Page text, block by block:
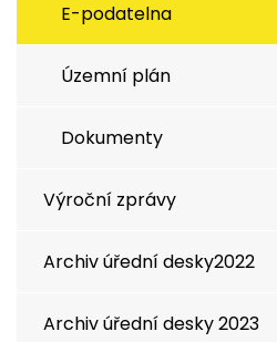
E-podatelna
Územní plán
Dokumenty
Výroční zprávy
Archiv úřední desky2022
Archiv úřední desky 2023